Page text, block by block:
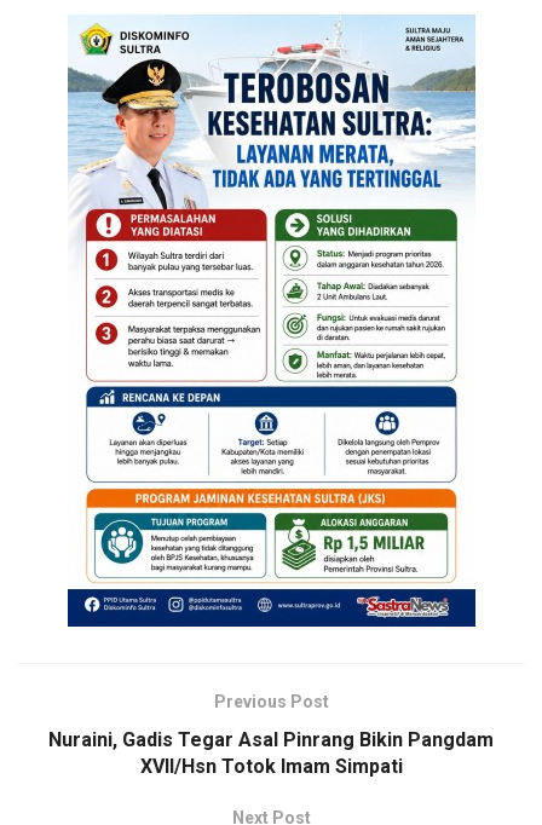
Previous Post
Nuraini, Gadis Tegar Asal Pinrang Bikin Pangdam
XVII/Hsn Totok Imam Simpati
Next Post